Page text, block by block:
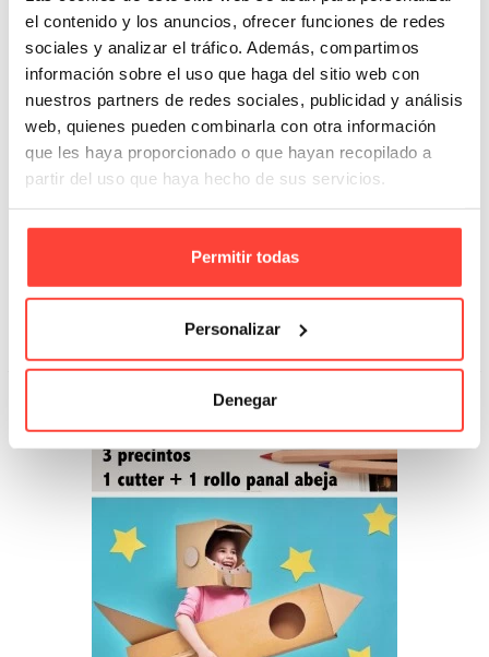
el contenido y los anuncios, ofrecer funciones de redes
sociales y analizar el tráfico. Además, compartimos
información sobre el uso que haga del sitio web con
nuestros partners de redes sociales, publicidad y análisis
web, quienes pueden combinarla con otra información
que les haya proporcionado o que hayan recopilado a
partir del uso que haya hecho de sus servicios.
Permitir todas
Personalizar
Denegar
Referencia: PFE2
131,13 €
Añadir A La Cesta